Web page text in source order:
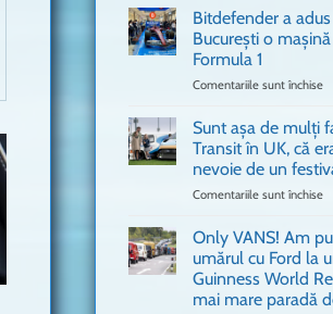
n-
Bitdefender a
București o
Formula 1
Comentariile sunt închise
a
în
1
Sunt așa de mulți
Transit în UK, că
nevoie de un
Comentariile sunt închise
Only VANS! Am
umărul cu Ford la
Guinness World
mai mare paradă